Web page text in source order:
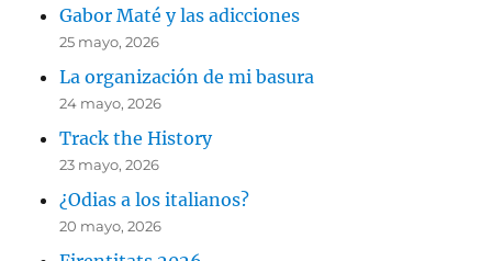
Gabor Maté y las adicciones
25 mayo, 2026
La organización de mi basura
24 mayo, 2026
Track the History
23 mayo, 2026
¿Odias a los italianos?
20 mayo, 2026